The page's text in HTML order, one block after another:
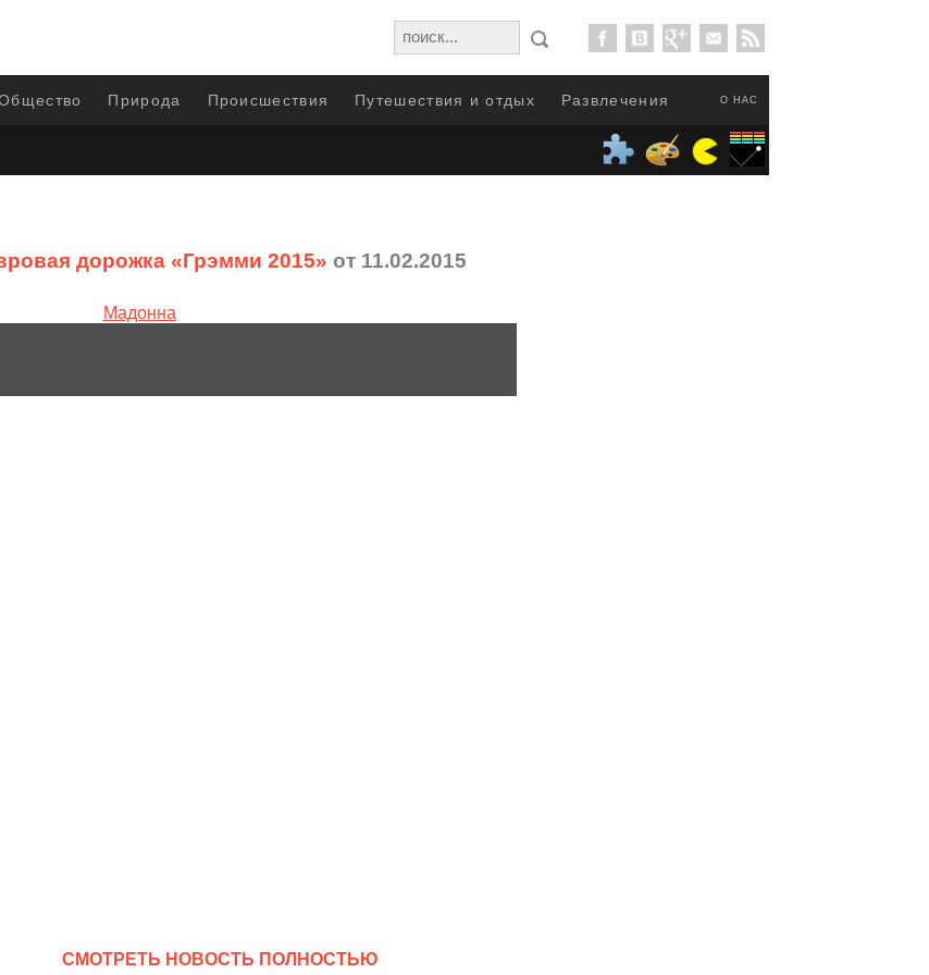
О НАС
Природа Происшествия Путешествия и отдых Развлечения
дорожка «Грэмми 2015» от 11.02.2015
CМОТРЕТЬ НОВОСТЬ ПОЛНОСТЬЮ